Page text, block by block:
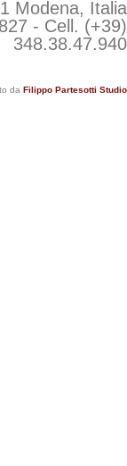
Modena, Italia
- Cell. (+39)
348.38.47.940
da Filippo Partesotti Studio